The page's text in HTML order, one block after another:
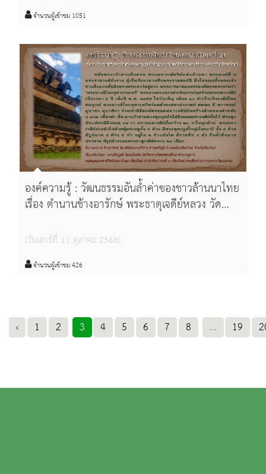
จำนวนผู้เข้าชม 1051
องค์ความรู้ : วัฒนธรรมอันล้ำค่าของชาวล้านนาไทย
เรื่อง ตำนานช้างอารักษ์ พระธาตุเจดีย์หลวง วัด
(วันเสาร์ที่ 11 ตุลาคม 2568)
จำนวนผู้เข้าชม 426
‹ 1 2 3 4 5 6 7 8 ... 19